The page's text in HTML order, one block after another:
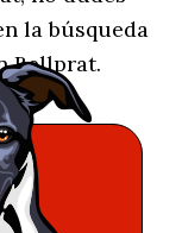
la búsqueda
Bellprat.